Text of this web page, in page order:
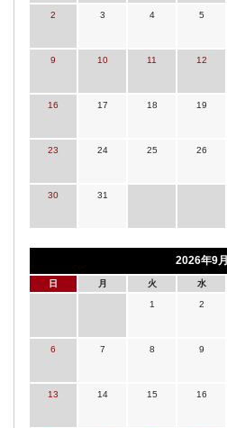
2 3 4 5
9 10 11 12
16 17 18 19
23 24 25 26
30 31
2026年9月
日 月 火 水
1 2
6 7 8 9
13 14 15 16